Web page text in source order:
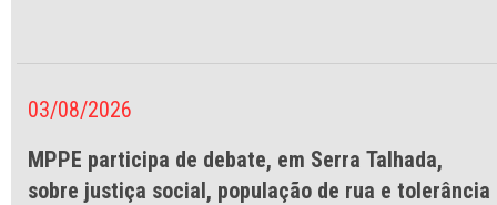
03/08/2026
MPPE participa de debate, em Serra Talhada,
sobre justiça social, população de rua e tolerância